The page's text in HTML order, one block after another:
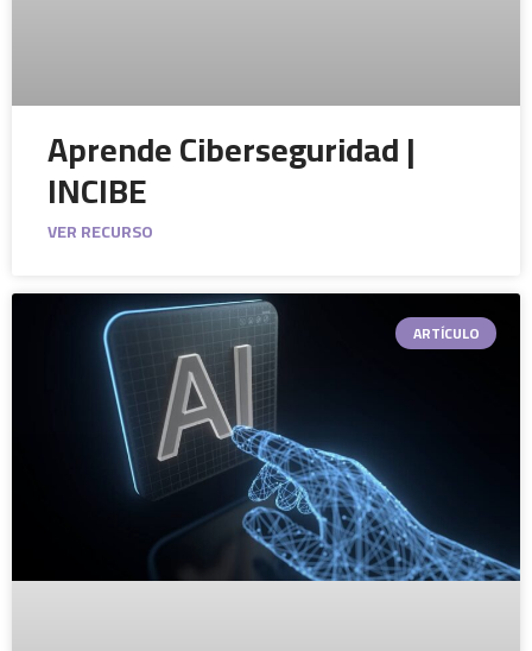
Aprende Ciberseguridad |
INCIBE
VER RECURSO
ARTÍCULO